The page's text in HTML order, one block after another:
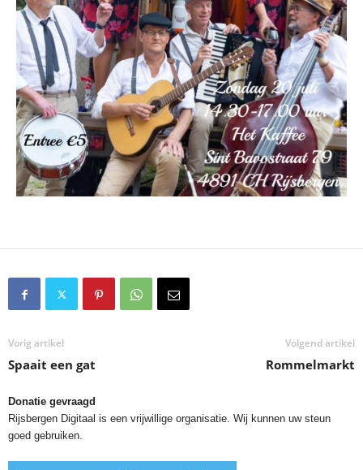
Vorig artikel
Spaait een gat
Volgend artikel
Rommelmarkt
Donatie gevraagd
Rijsbergen Digitaal is een vrijwillige organisatie. Wij kunnen uw steun
goed gebruiken.